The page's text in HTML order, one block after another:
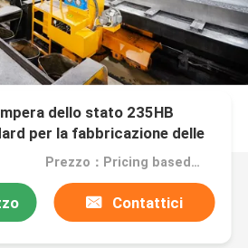
dello stato 235HB
per la fabbricazione delle
Prezzo：Pricing based on weight and material
Contattici